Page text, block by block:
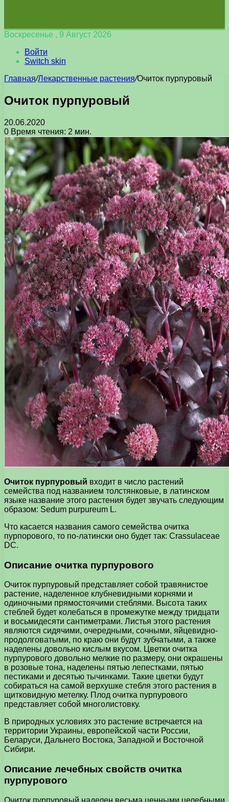
Воскресенье , 9 Август 2026
Войти
Switch skin
Главная/Лекарственные растения/Очиток пурпуровый
Очиток пурпуровый
20.06.2020
0 Время чтения: 2 мин.
Очиток пурпуровый входит в число растений
семейства под названием толстянковые, в латинском
языке название этого растения будет звучать следующим
образом: Sedum purpureum L.
Что касается названия самого семейства очитка
пурпорового, то по-латински оно будет так: Crassulaceae
DC.
Описание очитка пурпурового
Очиток пурпуровый представляет собой травянистое
растение, наделенное клубневидными корнями и
одиночными прямостоячими стеблями. Высота таких
стеблей будет колебаться в промежутке между тридцати
и восьмидесяти сантиметрами. Листья этого растения
являются сидячими, очередными, сочными, яйцевидно-
продолговатыми, по краю они будут зубчатыми, а также
наделены довольно кислым вкусом. Цветки очитка
пурпурового довольно мелкие по размеру, они окрашены
в розовые тона, наделены пятью лепестками, пятью
пестиками и десятью тычинками. Такие цветки будут
собираться на самой верхушке стебля этого растения в
щитковидную метелку. Плод очитка пурпурового
представляет собой многолистовку.
В природных условиях это растение встречается на
территории Украины, европейской части России,
Беларуси, Дальнего Востока, Западной и Восточной
Сибири.
Описание лечебных свойств очитка
пурпурового
Очиток пурпуровый наделен весьма ценными целебными